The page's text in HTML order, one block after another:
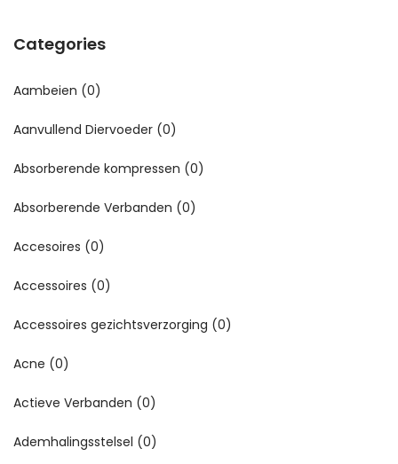
Categories
Aambeien (0)
Aanvullend Diervoeder (0)
Absorberende kompressen (0)
Absorberende Verbanden (0)
Accesoires (0)
Accessoires (0)
Accessoires gezichtsverzorging (0)
Acne (0)
Actieve Verbanden (0)
Ademhalingsstelsel (0)